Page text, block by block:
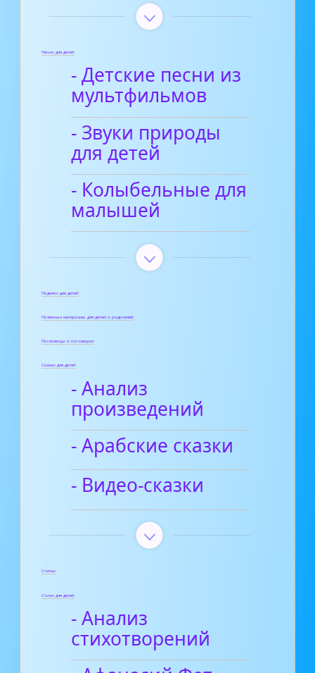
Песни для детей
- Детские песни из
мультфильмов
- Звуки природы
для детей
- Колыбельные для
малышей
Поделки для детей
Полезные материалы для детей и родителей
Пословицы и поговорки
Сказки для детей
- Анализ
произведений
- Арабские сказки
- Видео-сказки
Статьи
Стихи для детей
- Анализ
стихотворений